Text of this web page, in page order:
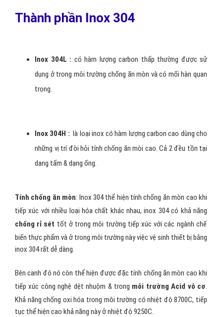
Thành phần Inox 304
Inox 304L : có hàm lượng carbon thấp thường được sử
dụng ở trong môi trường chống ăn mòn và có mối hàn quan
trọng.
Inox 304H : là loại inox có hàm lượng carbon cao dùng cho
những vị trí đòi hỏi tính chống ăn mòi cao. Cả 2 đều tồn tại
dạng tấm & dạng ống.
Tính chống ăn mòn: Inox 304 thể hiện tính chống ăn mòn cao khi
tiếp xúc với nhiều loại hóa chất khác nhau, inox 304 có khả năng
chống rỉ sét tốt ở trong môi trường tiếp xúc với các ngành chế
biến thực phẩm và ở trong môi trường này việc vệ sinh thiết bị bằng
inox 304 rất dễ dàng.
Bên canh đó nó còn thể hiện được đặc tính chống ăn mòn cao khi
tiếp xúc công nghệ dệt nhuộm & trong môi trường Acid vô cơ.
Khả năng chống oxi hóa trong môi trường có nhiệt độ 8700C, tiếp
tục thể hiện cao khả năng này ở nhiệt độ 9250C.